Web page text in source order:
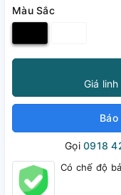
Màu Sắc
Giá
Báo
Gọi0918
Có chế độ